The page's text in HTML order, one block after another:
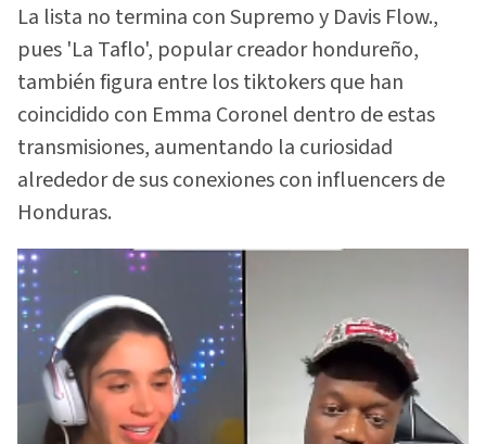
La lista no termina con Supremo y Davis Flow.,
pues 'La Taflo', popular creador hondureño,
también figura entre los tiktokers que han
coincidido con Emma Coronel dentro de estas
transmisiones, aumentando la curiosidad
alrededor de sus conexiones con influencers de
Honduras.